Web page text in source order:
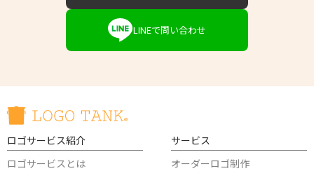
LINEで問い合わせ
ロゴサービス紹介
ロゴサービスとは
サービス
オーダーロゴ制作